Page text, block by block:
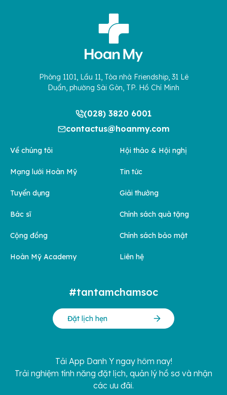
Phòng 1101, Lầu 11, Tòa nhà Friendship, 31 Lê
Duẩn, phường Sài Gòn, TP. Hồ Chí Minh
(028) 3820 6001
contactus@hoanmy.com
Về chúng tôi
Mạng lưới Hoàn Mỹ
Tuyển dụng
Bác sĩ
Cộng đồng
Hoàn Mỹ Academy
Hội thảo & Hội nghị
Tin tức
Giải thưởng
Chính sách quà tặng
Chính sách bảo mật
Liên hệ
#tantamchamsoc
Đặt lịch hẹn
Tải App Danh Y ngay hôm nay!
Trải nghiệm tính năng đặt lịch, quản lý hồ sơ và nhận
các ưu đãi.